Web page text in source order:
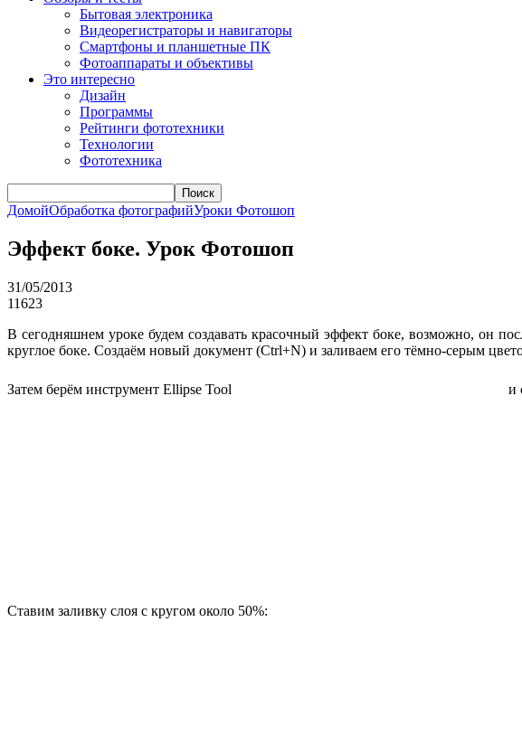
Бытовая электроника
Видеорегистраторы и навигаторы
Смартфоны и планшетные ПК
Фотоаппараты и объективы
Это интересно
Дизайн
Программы
Рейтинги фототехники
Технологии
Фототехника
Поиск
ДомойОбработка фотографийУроки Фотошоп
Эффект боке. Урок Фотошоп
31/05/2013
11623
В сегодняшнем уроке будем создавать красочный эффект боке, возможно, он
круглое боке. Создаём новый документ (Ctrl+N) и заливаем его тёмно-серым
Затем берём инструмент Ellipse Tool и
Ставим заливку слоя с кругом около 50%: